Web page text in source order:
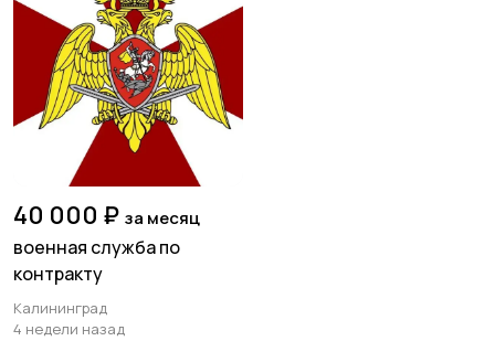
Домашний персонал
Информационные
технологии
Магазины
40 000 ₽ за месяц
военная служба по
контракту
Калининград
4 недели назад